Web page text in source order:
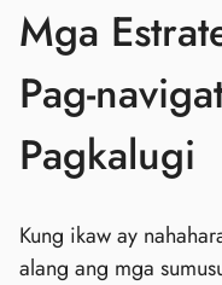
Mga
Pag-
Pagkalugi
Kung ikaw ay
alang ang mga